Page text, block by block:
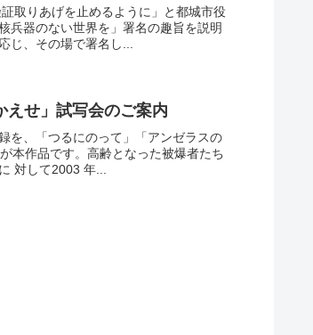
取りあげを止めるように」と都城市役
兵器のない世界を」署名の趣旨を説明
じ、その場で署名し...
えせ」試写会のご案内
を、「つるにのって」「アンゼラスの
本作品です。高齢となった被爆者たち
対して2003 年...